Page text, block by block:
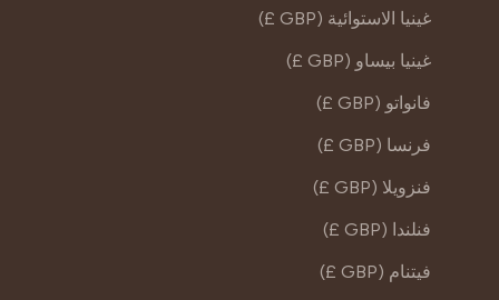
غينيا الاستوائية (GBP £)
غينيا بيساو (GBP £)
فانواتو (GBP £)
فرنسا (GBP £)
فنزويلا (GBP £)
فنلندا (GBP £)
فيتنام (GBP £)